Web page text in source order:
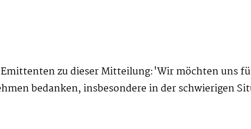
zu dieser Mitteilung:'Wir möchten uns
bedanken, insbesondere in der schwierigen